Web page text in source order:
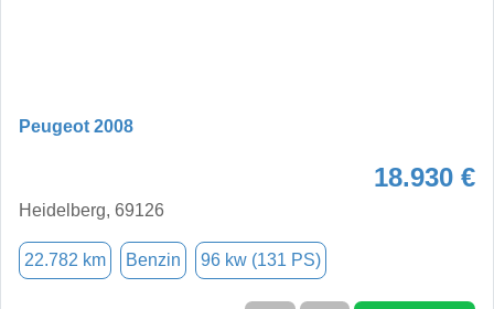
Peugeot 2008
18.930 €
Heidelberg, 69126
22.782 km Benzin 96 kw (131 PS)